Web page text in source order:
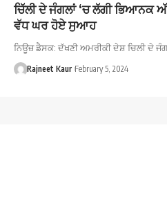
ਚਿੱਲੀ ਦੇ ਜੰਗਲਾਂ ‘ਚ ਲੱਗੀ ਭਿਆਨਕ
ਵੱਧ ਘਰ ਹੋਏ ਸੁਆਹ
ਨਿਊਜ਼ ਡੈਸਕ: ਦੱਖਣੀ ਅਮਰੀਕੀ ਦੇਸ਼ ਚਿਲੀ ਦੇ
Rajneet Kaur February 5, 2024